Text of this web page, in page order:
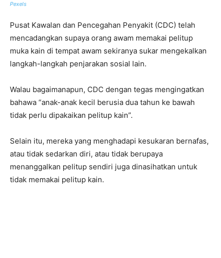
Pexels
Pusat Kawalan dan Pencegahan Penyakit (CDC) telah
mencadangkan supaya orang awam memakai pelitup
muka kain di tempat awam sekiranya sukar mengekalkan
langkah-langkah penjarakan sosial lain.
Walau bagaimanapun, CDC dengan tegas mengingatkan
bahawa “anak-anak kecil berusia dua tahun ke bawah
tidak perlu dipakaikan pelitup kain”.
Selain itu, mereka yang menghadapi kesukaran bernafas,
atau tidak sedarkan diri, atau tidak berupaya
menanggalkan pelitup sendiri juga dinasihatkan untuk
tidak memakai pelitup kain.